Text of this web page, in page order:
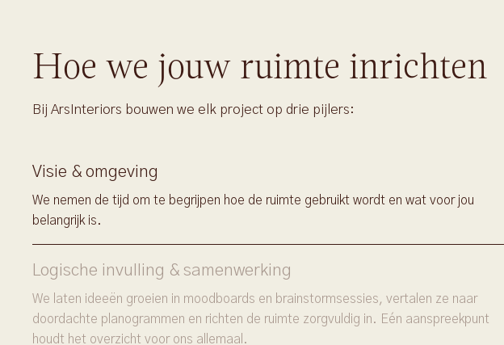
Hoe we jouw ruimte inrichten
Bij ArsInteriors bouwen we elk project op drie pijlers:
Visie & omgeving
We nemen de tijd om te begrijpen hoe de ruimte gebruikt wordt en wat voor jou
belangrijk is.
Logische invulling & samenwerking
We laten ideeën groeien in moodboards en brainstormsessies, vertalen ze naar
doordachte planogrammen en richten de ruimte zorgvuldig in. Eén aanspreekpunt
houdt het overzicht voor ons allemaal.